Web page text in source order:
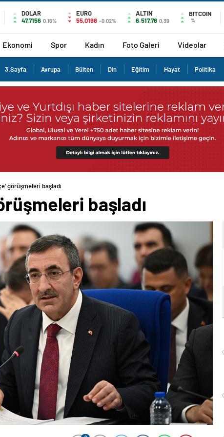
DOLAR
47,7156 0.16%
EURO
55,0198 -0.02%
ALTIN
6.517,78 0,39
BITCOIN
%
Ekonomi Spor Kadın Foto Galeri Videolar
3.Sayfa Avrupa Bülten Din Eğitim Hayat Politika
görüşmeleri başladı
başladı